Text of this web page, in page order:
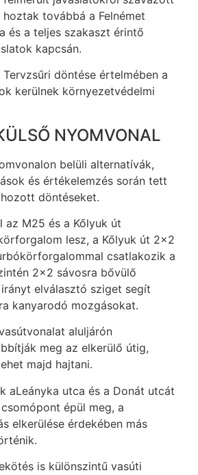
továbbá a Felnémet
és a teljes szakaszt érintő
kapcsán.
döntése értelmében a
kerülnek környezetvédelmi
NYOMVONAL
belüli alternatívák,
és értékelemzés során tett
döntéseket.
az M25 és a Kőlyuk út
lesz, a Kőlyuk út 2×2
csatlakozik a
2×2 sávosra bővülő
elválasztó sziget segít
kanyarodó mozgásokat.
aluljárón
meg az elkerülő útig,
majd hajtani.
aLeányka utca és a Donát utcát
épül meg, a
elkerülése érdekében más
is különszintű vasúti